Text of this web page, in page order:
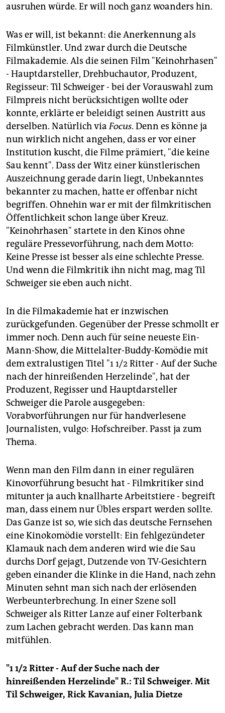
ausruhen würde. Er will noch ganz woanders hin.
Was er will, ist bekannt: die Anerkennung als
Filmkünstler. Und zwar durch die Deutsche
Filmakademie. Als die seinen Film "Keinohrhasen"
- Hauptdarsteller, Drehbuchautor, Produzent,
Regisseur: Til Schweiger - bei der Vorauswahl zum
Filmpreis nicht berücksichtigen wollte oder
konnte, erklärte er beleidigt seinen Austritt aus
derselben. Natürlich viaFocus. Denn es könne ja
nun wirklich nicht angehen, dass er vor einer
Institution kuscht, die Filme prämiert, "die keine
Sau kennt". Dass der Witz einer künstlerischen
Auszeichnung gerade darin liegt, Unbekanntes
bekannter zu machen, hatte er offenbar nicht
begriffen. Ohnehin war er mit der filmkritischen
Öffentlichkeit schon lange über Kreuz.
"Keinohrhasen" startete in den Kinos ohne
reguläre Pressevorführung, nach dem Motto:
Keine Presse ist besser als eine schlechte Presse.
Und wenn die Filmkritik ihn nicht mag, mag Til
Schweiger sie eben auch nicht.
In die Filmakademie hat er inzwischen
zurückgefunden. Gegenüber der Presse schmollt er
immer noch. Denn auch für seine neueste Ein-
Mann-Show, die Mittelalter-Buddy-Komödie mit
dem extralustigen Titel "1 1/2 Ritter - Auf der Suche
nach der hinreißenden Herzelinde", hat der
Produzent, Regisser und Hauptdarsteller
Schweiger die Parole ausgegeben:
Vorabvorführungen nur für handverlesene
Journalisten, vulgo: Hofschreiber. Passt ja zum
Thema.
Wenn man den Film dann in einer regulären
Kinovorführung besucht hat - Filmkritiker sind
mitunter ja auch knallharte Arbeitstiere - begreift
man, dass einem nur Übles erspart werden sollte.
Das Ganze ist so, wie sich das deutsche Fernsehen
eine Kinokomödie vorstellt: Ein fehlgezündeter
Klamauk nach dem anderen wird wie die Sau
durchs Dorf gejagt, Dutzende von TV-Gesichtern
geben einander die Klinke in die Hand, nach zehn
Minuten sehnt man sich nach der erlösenden
Werbeunterbrechung. In einer Szene soll
Schweiger als Ritter Lanze auf einer Folterbank
zum Lachen gebracht werden. Das kann man
mitfühlen.
"1 1/2 Ritter - Auf der Suche nach der
hinreißenden Herzelinde" R.: Til Schweiger. Mit
Til Schweiger, Rick Kavanian, Julia Dietze